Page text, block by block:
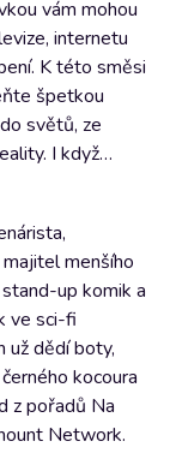
vám mohou
internetu
K této směsi
špetkou
světů, ze
I když…
menšího
up komik a
ve sci-fi
už dědí boty,
kocoura
z pořadů Na
Network.